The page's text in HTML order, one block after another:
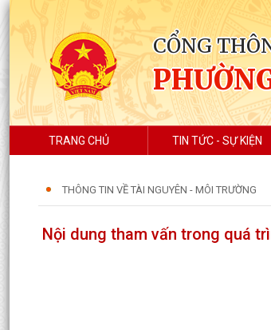
CỔNG
TRANG CHỦ TIN TỨC - SỰ KIỆN
THÔNG TIN VỀ TÀI NGUYÊN - MÔI TRƯỜNG
Nội dung tham vấn trong quá